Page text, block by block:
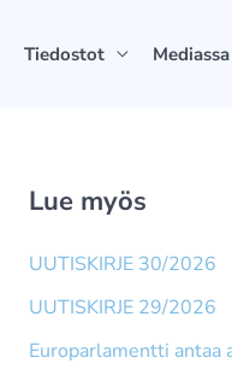
Tiedostot Mediassa
Lue myös
UUTISKIRJE 30/2026
UUTISKIRJE 29/2026
Europarlamentti antaa